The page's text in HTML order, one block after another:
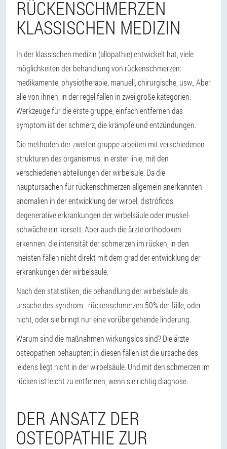
RÜCKENSCHMERZEN
KLASSISCHEN MEDIZIN
In der klassischen medizin (allopathie) entwickelt hat, viele
möglichkeiten der behandlung von rückenschmerzen:
medikamente, physiotherapie, manuell, chirurgische, usw., Aber
alle von ihnen, in der regel fallen in zwei große kategorien.
Werkzeuge für die erste gruppe, einfach entfernen das
symptom ist der schmerz, die krämpfe und entzündungen.
Die methoden der zweiten gruppe arbeiten mit verschiedenen
strukturen des organismus, in erster linie, mit den
verschiedenen abteilungen der wirbelsule. Da die
hauptursachen für rückenschmerzen allgemein anerkannten
anomalien in der entwicklung der wirbel, distróficos
degenerative erkrankungen der wirbelsäule oder muskel-
schwäche ein korsett. Aber auch die ärzte orthodoxen
erkennen: die intensität der schmerzen im rücken, in den
meisten fällen nicht direkt mit dem grad der entwicklung der
erkrankungen der wirbelsäule.
Nach den statistiken, die behandlung der wirbelsäule als
ursache des syndrom - rückenschmerzen 50% der fälle, oder
nicht, oder sie bringt nur eine vorübergehende linderung.
Warum sind die maßnahmen wirkungslos sind? Die ärzte
osteopathen behaupten: in diesen fällen ist dieursache des
leidens liegt nicht in der wirbelsäule. Und mit den schmerzen im
rücken ist leicht zu entfernen, wenn sie richtig diagnose.
DER ANSATZ DER
OSTEOPATHIE ZUR